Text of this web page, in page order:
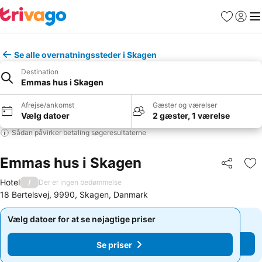
Favoritter
Log ind
Se alle overnatningssteder i Skagen
Destination
Emmas hus i Skagen
Afrejse/ankomst
Vælg datoer
Gæster og værelser
2 gæster, 1 værelse
Sådan påvirker betaling søgeresultaterne
Emmas hus i Skagen Del
Hotel / Der er ingen bedømmelse
18 Bertelsvej, 9990, Skagen, Danmark
Vælg datoer for at se nøjagtige priser
Se priser
Vælg datoer for at se nøjagtige priser
Se priser